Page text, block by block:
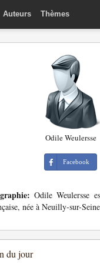
Auteurs Thèmes
Odile Weulersse
Facebook
Odile Weulersse
née à Neuilly-sur-
du jour